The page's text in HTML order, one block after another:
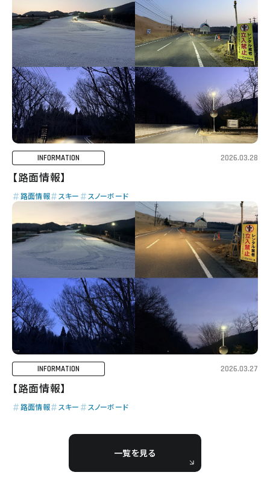
INFORMATION 2026.03.28
【路面情報】
路面情報 スキー スノーボード
INFORMATION 2026.03.27
【路面情報】
路面情報 スキー スノーボード
一覧を見る